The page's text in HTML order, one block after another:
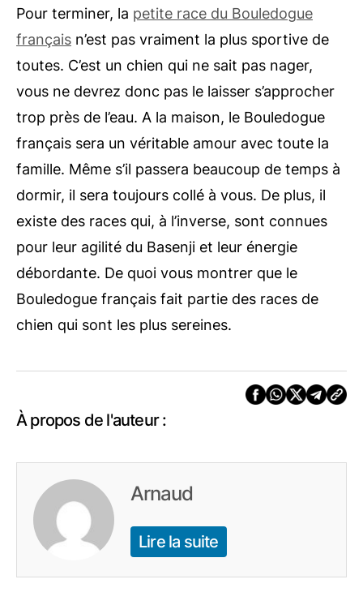
Pour terminer, la petite race du Bouledogue
français n’est pas vraiment la plus sportive de
toutes. C’est un chien qui ne sait pas nager,
vous ne devrez donc pas le laisser s’approcher
trop près de l’eau. A la maison, le Bouledogue
français sera un véritable amour avec toute la
famille. Même s’il passera beaucoup de temps à
dormir, il sera toujours collé à vous. De plus, il
existe des races qui, à l’inverse, sont connues
pour leur agilité du Basenji et leur énergie
débordante. De quoi vous montrer que le
Bouledogue français fait partie des races de
chien qui sont les plus sereines.
À propos de l'auteur :
Arnaud
Lire la suite